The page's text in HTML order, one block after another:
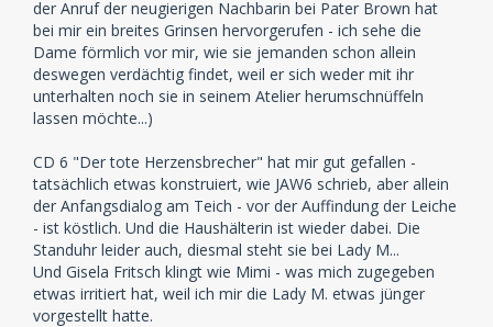
der Anruf der neugierigen Nachbarin bei Pater Brown hat
bei mir ein breites Grinsen hervorgerufen - ich sehe die
Dame förmlich vor mir, wie sie jemanden schon allein
deswegen verdächtig findet, weil er sich weder mit ihr
unterhalten noch sie in seinem Atelier herumschnüffeln
lassen möchte...)
CD 6 "Der tote Herzensbrecher" hat mir gut gefallen -
tatsächlich etwas konstruiert, wie JAW6 schrieb, aber allein
der Anfangsdialog am Teich - vor der Auffindung der Leiche
- ist köstlich. Und die Haushälterin ist wieder dabei. Die
Standuhr leider auch, diesmal steht sie bei Lady M...
Und Gisela Fritsch klingt wie Mimi - was mich zugegeben
etwas irritiert hat, weil ich mir die Lady M. etwas jünger
vorgestellt hatte.